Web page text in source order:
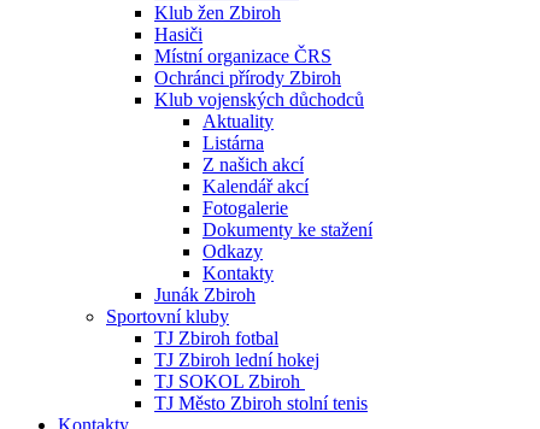
Klub žen Zbiroh
Hasiči
Místní organizace ČRS
Ochránci přírody Zbiroh
Klub vojenských důchodců
Aktuality
Listárna
Z našich akcí
Kalendář akcí
Fotogalerie
Dokumenty ke stažení
Odkazy
Kontakty
Junák Zbiroh
Sportovní kluby
TJ Zbiroh fotbal
TJ Zbiroh lední hokej
TJ SOKOL Zbiroh
TJ Město Zbiroh stolní tenis
Kontakty